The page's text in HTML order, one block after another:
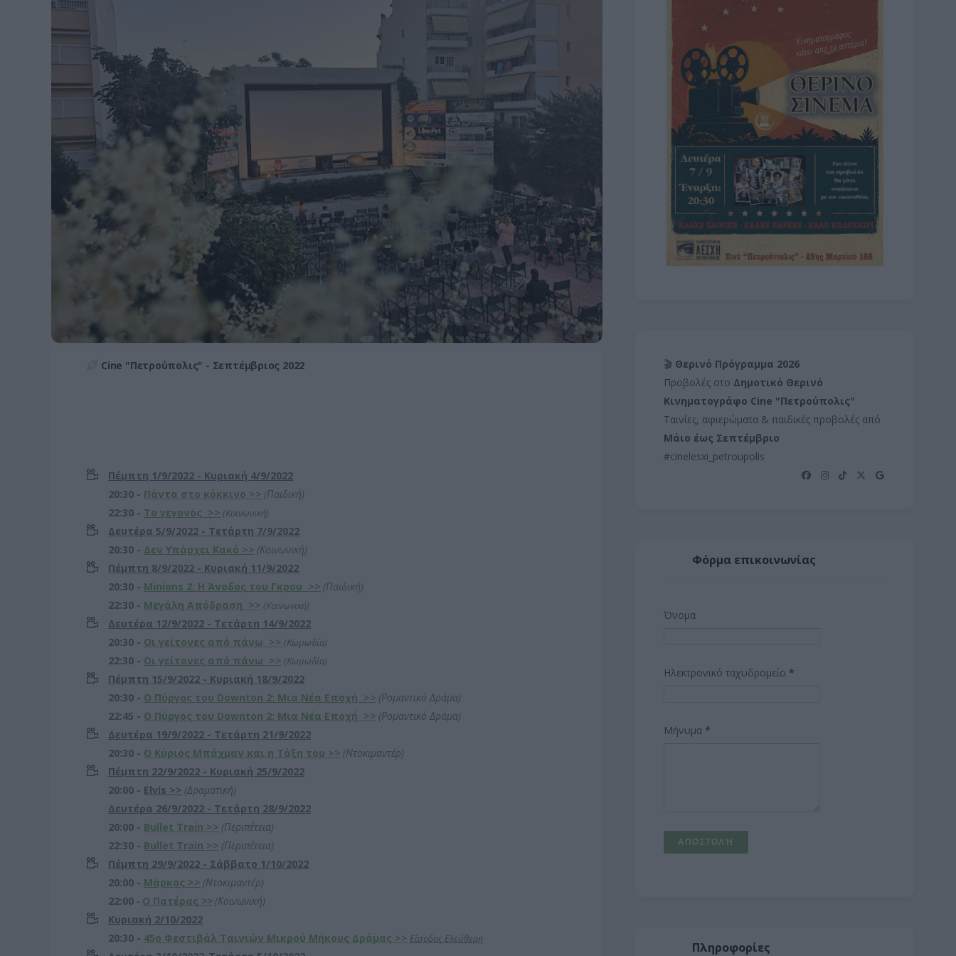
Cine "Πετρούπολις" - Σεπτέμβριος 2022
Πέμπτη 1/9/2022 - Κυριακή 4/9/2022
20:30 - Πάντα στο κόκκινο >> (Παιδική)
22:30 - To γεγονός >> (Κοινωνική)
Δευτέρα 5/9/2022 - Τετάρτη 7/9/2022
20:30 - Δεν Υπάρχει Κακό >> (Κοινωνική)
Πέμπτη 8/9/2022 - Κυριακή 11/9/2022
20:30 - Minions 2: Η Άνοδος του Γκρου >> (Παιδική)
22:30 - Μεγάλη Απόδραση >> (Κοινωνική)
Δευτέρα 12/9/2022 - Τετάρτη 14/9/2022
20:30 - Οι γείτονες από πάνω >> (Κωμωδία)
22:30 - Οι γείτονες από πάνω >> (Κωμωδία)
Πέμπτη 15/9/2022 - Κυριακή 18/9/2022
20:30 - Ο Πύργος του Downton 2: Μια Νέα Εποχή >> (Ρομαντικό Δράμα)
22:45 - Ο Πύργος του Downton 2: Μια Νέα Εποχή >> (Ρομαντικό Δράμα)
Δευτέρα 19/9/2022 - Τετάρτη 21/9/2022
20:30 - Ο Kύριος Μπάχμαν και η Τάξη του >> (Ντοκιμαντέρ)
Πέμπτη 22/9/2022 - Κυριακή 25/9/2022
20:00 - Elvis >> (Δραματική)
Δευτέρα 26/9/2022 - Τετάρτη 28/9/2022
20:00 - Bullet Train >> (Περιπέτεια)
22:30 - Bullet Train >> (Περιπέτεια)
Πέμπτη 29/9/2022 - Σάββατο 1/10/2022
20:00 - Μάρκος >> (Ντοκιμαντέρ)
22:00 - Ο Πατέρας >> (Κοινωνική)
Κυριακή 2/10/2022
20:30 - 45o Φεστιβάλ Ταινιών Μικρού Μήκους Δράμας >> Είσοδος Ελεύθερη
🎬 Θερινό Πρόγραμμα 2026
Προβολές στο Δημοτικό Θερινό
Κινηματογράφο Cine "Πετρούπολις"
Ταινίες, αφιερώματα & παιδικές προβολές από
Μάιο έως Σεπτέμβριο
#cinelesxi_petroupolis
Φόρμα επικοινωνίας
Όνομα
Ηλεκτρονικό ταχυδρομείο *
Μήνυμα *
Πληροφορίες